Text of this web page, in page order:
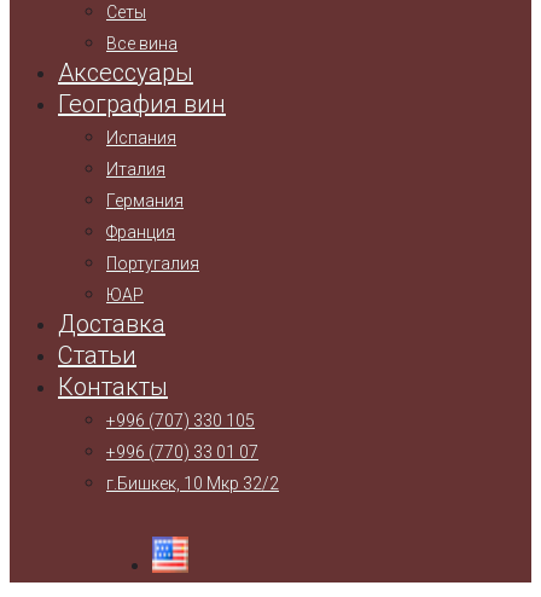
Сеты
Все вина
Аксессуары
География вин
Испания
Италия
Германия
Франция
Португалия
ЮАР
Доставка
Статьи
Контакты
+996 (707) 330 105
+996 (770) 33 01 07
г.Бишкек, 10 Мкр 32/2